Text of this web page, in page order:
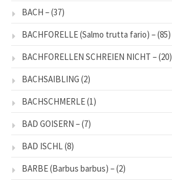
BACH –(37)
BACHFORELLE (Salmo trutta fario) –(85)
BACHFORELLEN SCHREIEN NICHT –(20)
BACHSAIBLING (2)
BACHSCHMERLE(1)
BAD GOISERN –(7)
BAD ISCHL (8)
BARBE (Barbus barbus) –(2)